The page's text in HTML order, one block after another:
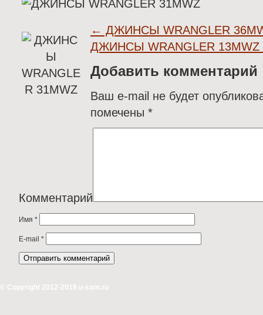
← ДЖИНСЫ WRANGLER
ДЖИНСЫ WRANGLER 13MWZ
Добавить комментарий
Ваш e-mail не будет
помечены *
Комментарий
Имя *
E-mail *
© Copyright 2012-2019 u-sam.ru